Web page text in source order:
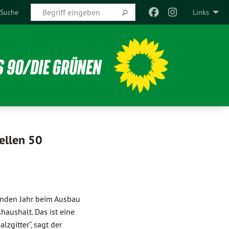
Links
Suche
50
Jahr beim Ausbau
Das ist eine
sagt der